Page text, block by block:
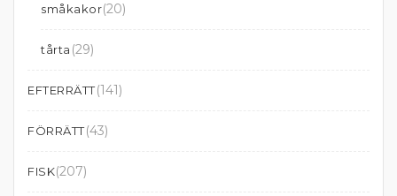
småkakor(20)
tårta (29)
EFTERRÄTT(141)
FÖRRÄTT(43)
FISK(207)